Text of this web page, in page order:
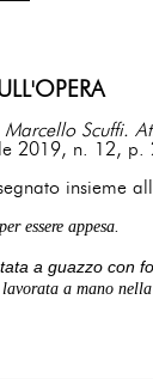
Marcello Scuffi.
2019, n. 12, p.
insieme
essere appesa.
a guazzo con
lavorata a mano